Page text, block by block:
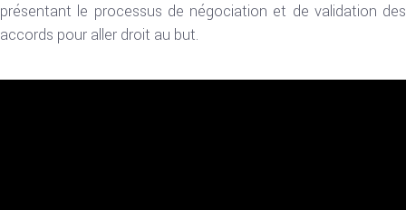
présentant le processus de négociation et de validation des
accords pour aller droit au but.